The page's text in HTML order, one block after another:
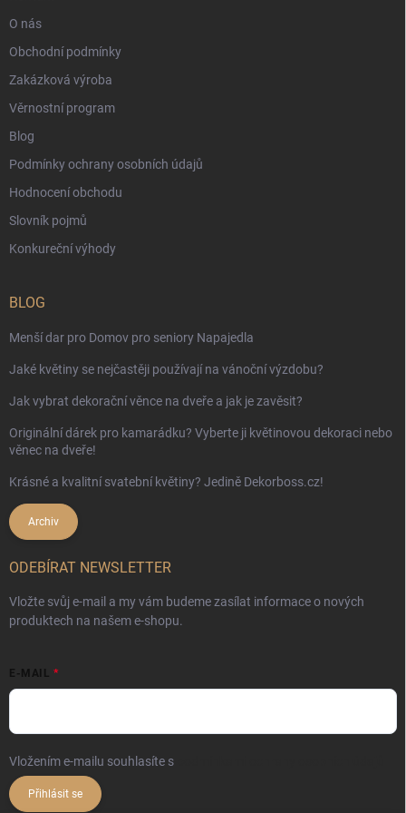
O nás
Obchodní podmínky
Zakázková výroba
Věrnostní program
Blog
Podmínky ochrany osobních údajů
Hodnocení obchodu
Slovník pojmů
Konkureční výhody
BLOG
Menší dar pro Domov pro seniory Napajedla
Jaké květiny se nejčastěji používají na vánoční výzdobu?
Jak vybrat dekorační věnce na dveře a jak je zavěsit?
Originální dárek pro kamarádku? Vyberte ji květinovou dekoraci nebo
věnec na dveře!
Krásné a kvalitní svatební květiny? Jedině Dekorboss.cz!
Archiv
ODEBÍRAT NEWSLETTER
Vložte svůj e-mail a my vám budeme zasílat informace o nových
produktech na našem e-shopu.
E-MAIL
Vložením e-mailu souhlasíte s
Přihlásit se